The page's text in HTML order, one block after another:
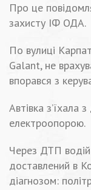
Про це
захисту ІФ ОДА.
По вулиці
Galant, не
впорався з
Автівка з’їхала
електроопорою.
Через ДТП
доставлений в
діагнозом: